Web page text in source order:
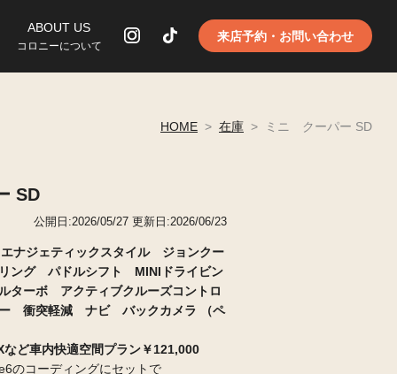
ABOUT US
コロニーについて
来店予約・お問い合わせ
HOME > 在庫 > ミニ クーパー SD
SD
公開日:2026/05/27 更新日:2026/06/23
ナジェティックスタイル ジョンクー
ング パドルシフト MINIドライビン
ターボ アクティブクルーズコントロ
衝突軽減 ナビ バックカメラ （ペ
ど車内快適空間プラン￥121,000
のコーディングにセットで